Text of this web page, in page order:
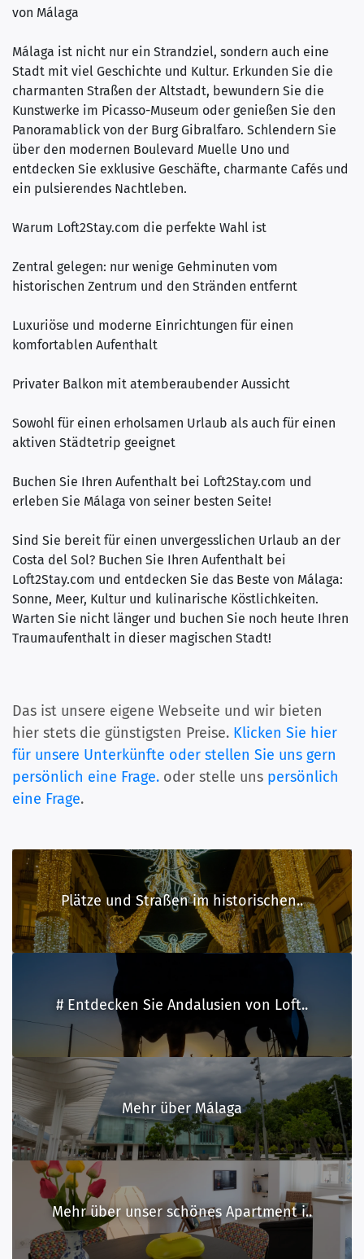
von Málaga
Málaga ist nicht nur ein Strandziel, sondern auch eine
Stadt mit viel Geschichte und Kultur. Erkunden Sie die
charmanten Straßen der Altstadt, bewundern Sie die
Kunstwerke im Picasso-Museum oder genießen Sie den
Panoramablick von der Burg Gibralfaro. Schlendern Sie
über den modernen Boulevard Muelle Uno und
entdecken Sie exklusive Geschäfte, charmante Cafés und
ein pulsierendes Nachtleben.
Warum Loft2Stay.com die perfekte Wahl ist
Zentral gelegen: nur wenige Gehminuten vom
historischen Zentrum und den Stränden entfernt
Luxuriöse und moderne Einrichtungen für einen
komfortablen Aufenthalt
Privater Balkon mit atemberaubender Aussicht
Sowohl für einen erholsamen Urlaub als auch für einen
aktiven Städtetrip geeignet
Buchen Sie Ihren Aufenthalt bei Loft2Stay.com und
erleben Sie Málaga von seiner besten Seite!
Sind Sie bereit für einen unvergesslichen Urlaub an der
Costa del Sol? Buchen Sie Ihren Aufenthalt bei
Loft2Stay.com und entdecken Sie das Beste von Málaga:
Sonne, Meer, Kultur und kulinarische Köstlichkeiten.
Warten Sie nicht länger und buchen Sie noch heute Ihren
Traumaufenthalt in dieser magischen Stadt!
Das ist unsere eigene Webseite und wir bieten
hier stets die günstigsten Preise. Klicken Sie hier
für unsere Unterkünfte oder stellen Sie uns gern
persönlich eine Frage. oder stelle uns persönlich
eine Frage.
Mehr über Málaga
Plätze und Straßen im historischen..
Mehr über unser schönes Apartment i..
# Entdecken Sie Andalusien von Loft..